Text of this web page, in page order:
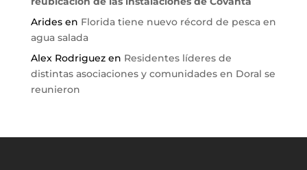
Aridesen Florida tiene nuevo récord de pesca en
agua salada
Alex Rodriguezen Residentes líderes de
distintas asociaciones y comunidades en Doral se
reunieron